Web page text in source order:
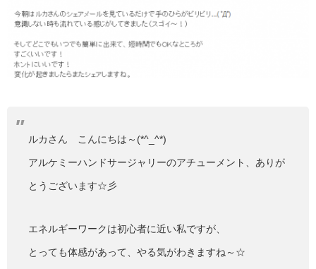
ルカさん こんにちは～(*^_^*)
アルケミーハンドサージャリーのアチューメント、ありが
とうございます☆彡
エネルギーワークは初心者に近い私ですが、
とっても体感があって、やる気がわきますね～☆